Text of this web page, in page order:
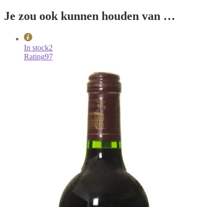
Je zou ook kunnen houden van …
In stock2
Rating97